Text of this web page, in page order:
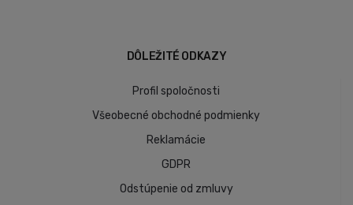
DÔLEŽITÉ ODKAZY
Profil spoločnosti
Všeobecné obchodné podmienky
Reklamácie
GDPR
Odstúpenie od zmluvy